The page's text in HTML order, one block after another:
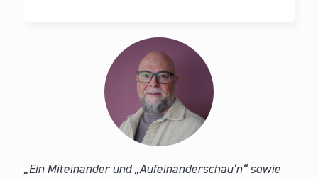
Ein Miteinander und „Aufeinanderschau’n“ sowie